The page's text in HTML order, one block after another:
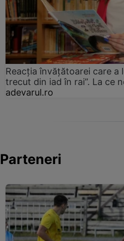
Reacția învățătoarei care a
trecut din iad în rai”. La ce
adevarul.ro
Parteneri